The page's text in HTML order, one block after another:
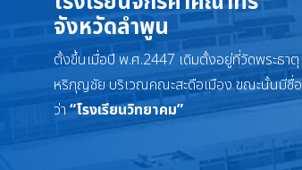
จังหวัดลำพูน
ตั้งขึ้นเมื่อปี พ.ศ.2447 เดิมตั้งอยู่ที่วัดพระธาตุ
หริภุญชัย บริเวณคณะสะดือเมือง ขณะนั้นมีชื่อ
ว่า“โรงเรียนวิทยาคม”